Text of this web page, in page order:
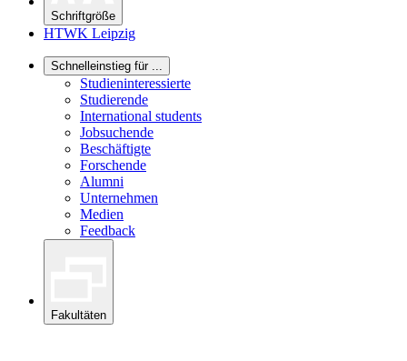
Schriftgröße
HTWK Leipzig
Schnelleinstieg für ...
Studieninteressierte
Studierende
International students
Jobsuchende
Beschäftigte
Forschende
Alumni
Unternehmen
Medien
Feedback
Fakultäten